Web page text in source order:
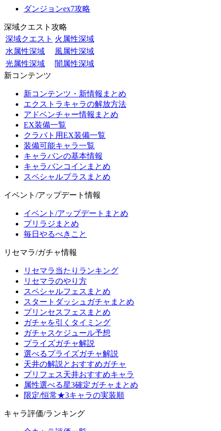
ダンジョンex7攻略
深域クエスト攻略
深域クエスト 火属性深域
水属性深域
風属性深域
光属性深域
闇属性深域
新コンテンツ
新コンテンツ・新情報まとめ
エクストラキャラの解放方法
アドベンチャー情報まとめ
EX装備一覧
クラバト用EX装備一覧
装備可能キャラ一覧
キャラバンの基本情報
キャラバンコインまとめ
スペシャルプラスまとめ
イベント/アップデート情報
イベント/アップデートまとめ
プリラジまとめ
毎日やるべきこと
リセマラ/ガチャ情報
リセマラ当たりランキング
リセマラのやり方
スペシャルフェスまとめ
スタートダッシュガチャまとめ
プリンセスフェスまとめ
ガチャを引くタイミング
ガチャスケジュール予想
プライズガチャ解説
選べるプライズガチャ解説
天井の解説とおすすめガチャ
プリフェス天井おすすめキャラ
属性選べる星3確定ガチャまとめ
限定/恒常★3キャラの実装順
キャラ評価/ランキング